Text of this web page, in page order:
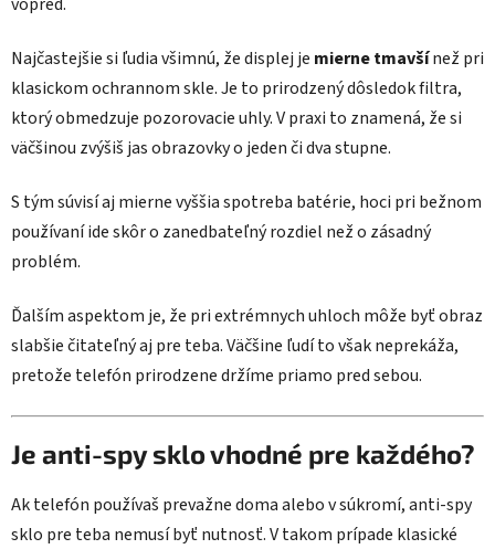
Najčastejšie si ľudia všimnú, že displej je mierne tmavšínež pri
klasickom ochrannom skle. Je to prirodzený dôsledok filtra,
ktorý obmedzuje pozorovacie uhly. V praxi to znamená, že si
väčšinou zvýšiš jas obrazovky o jeden či dva stupne.
S tým súvisí aj mierne vyššia spotreba batérie, hoci pri bežnom
používaní ide skôr o zanedbateľný rozdiel než o zásadný
problém.
Ďalším aspektom je, že pri extrémnych uhloch môže byť obraz
slabšie čitateľný aj pre teba. Väčšine ľudí to však neprekáža,
pretože telefón prirodzene držíme priamo pred sebou.
Je anti-spy sklo vhodné pre každého?
Ak telefón používaš prevažne doma alebo v súkromí, anti-spy
sklo pre teba nemusí byť nutnosť. V takom prípade klasické